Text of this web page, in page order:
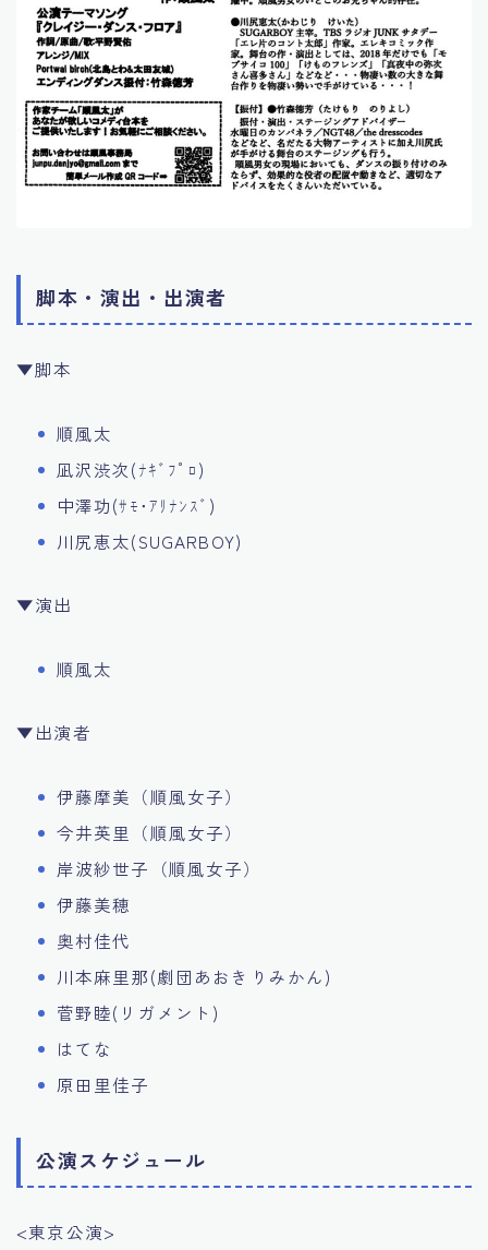
脚本・演出・出演者
▼脚本
順風太
凪沢渋次(ﾅｷﾞﾌﾟﾛ)
中澤功(ｻﾓ･ｱﾘﾅﾝｽﾞ)
川尻恵太(SUGARBOY)
▼演出
順風太
▼出演者
伊藤摩美（順風女子）
今井英里（順風女子）
岸波紗世子（順風女子）
伊藤美穂
奥村佳代
川本麻里那(劇団あおきりみかん)
菅野睦(リガメント)
はてな
原田里佳子
公演スケジュール
<東京公演>